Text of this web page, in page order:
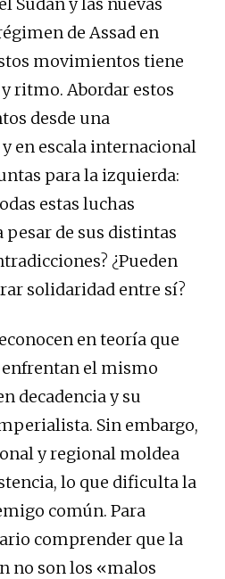
de Assad en
movimientos tiene
ritmo. Abordar estos
desde una
en escala internacional
para la izquierda:
estas luchas
de sus distintas
¿Pueden
solidaridad entre sí?
en teoría que
el mismo
decadencia y su
Sin embargo,
y regional moldea
lo que dificulta la
común. Para
comprender que la
no son los «malos